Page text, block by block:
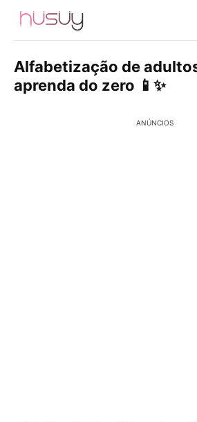
Alfabetização de
aprenda do zero 📱✨
ANÚNCIOS